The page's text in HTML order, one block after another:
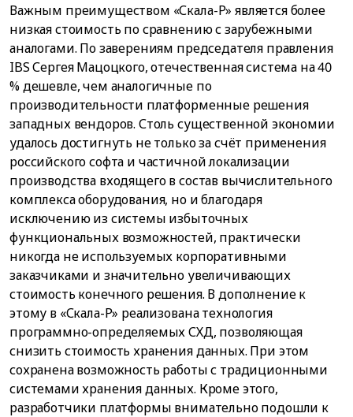
Важным преимуществом «Скала-Р» является более
низкая стоимость по сравнению с зарубежными
аналогами. По заверениям председателя правления
IBS Сергея Мацоцкого, отечественная система на 40
% дешевле, чем аналогичные по
производительности платформенные решения
западных вендоров. Столь существенной экономии
удалось достигнуть не только за счёт применения
российского софта и частичной локализации
производства входящего в состав вычислительного
комплекса оборудования, но и благодаря
исключению из системы избыточных
функциональных возможностей, практически
никогда не используемых корпоративными
заказчиками и значительно увеличивающих
стоимость конечного решения. В дополнение к
этому в «Скала-Р» реализована технология
программно-определяемых СХД, позволяющая
снизить стоимость хранения данных. При этом
сохранена возможность работы с традиционными
системами хранения данных. Кроме этого,
разработчики платформы внимательно подошли к